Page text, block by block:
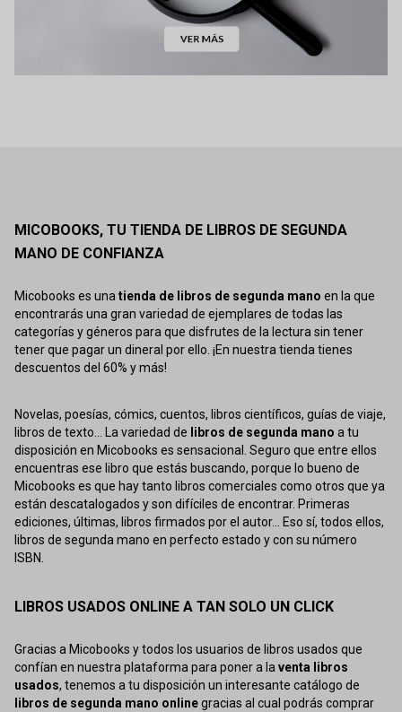
MICOBOOKS, TU TIENDA DE LIBROS DE SEGUNDA
MANO DE CONFIANZA
Micobooks es unatienda de libros de segunda mano en la que
encontrarás una gran variedad de ejemplares de todas las
categorías y géneros para que disfrutes de la lectura sin tener
tener que pagar un dineral por ello. ¡En nuestra tienda tienes
descuentos del 60% y más!
Novelas, poesías, cómics, cuentos, libros científicos, guías de viaje,
libros de texto... La variedad de libros de segunda mano a tu
disposición en Micobooks es sensacional. Seguro que entre ellos
encuentras ese libro que estás buscando, porque lo bueno de
Micobooks es que hay tanto libros comerciales como otros que ya
están descatalogados y son difíciles de encontrar. Primeras
ediciones, últimas, libros firmados por el autor... Eso sí, todos ellos,
libros de segunda mano en perfecto estado y con su número
ISBN.
LIBROS USADOS ONLINE A TAN SOLO UN CLICK
Gracias a Micobooks y todos los usuarios de libros usados que
confían en nuestra plataforma para poner a laventa libros
usados, tenemos a tu disposición un interesante catálogo de
libros de segunda mano onlinegracias al cual podrás comprar